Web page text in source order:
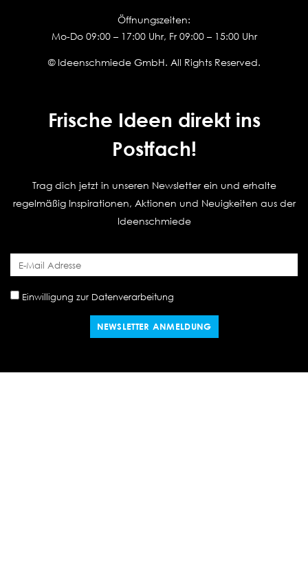
Öffnungszeiten:
Mo-Do 09:00 – 17:00 Uhr, Fr 09:00 – 15:00 Uhr
© Ideenschmiede GmbH. All Rights Reserved.
Frische Ideen direkt ins
Postfach!
Trag dich jetzt in unseren Newsletter ein und erhalte
regelmäßig Inspirationen, Aktionen und Neuigkeiten aus der
Ideenschmiede
Einwilligung zur Datenverarbeitung
NEWSLETTER ANMELDUNG